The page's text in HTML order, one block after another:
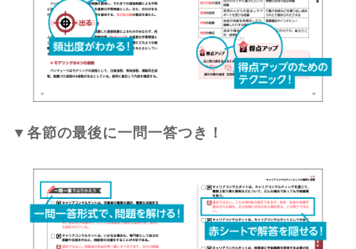
▼各節の最後に一問一答つき！